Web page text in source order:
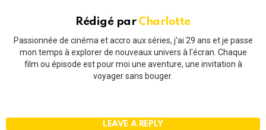
Rédigé par Charlotte
Passionnée de cinéma et accro aux séries, j'ai 29 ans et je passe
mon temps à explorer de nouveaux univers à l'écran. Chaque
film ou épisode est pour moi une aventure, une invitation à
voyager sans bouger.
LEAVE A REPLY